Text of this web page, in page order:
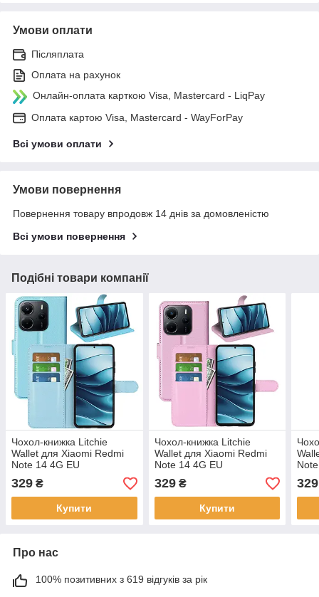
Умови оплати
Післяплата
Оплата на рахунок
Онлайн-оплата карткою Visa, Mastercard - LiqPay
Оплата картою Visa, Mastercard - WayForPay
Всі умови оплати
Умови повернення
Повернення товару впродовж 14 днів за домовленістю
Всі умови повернення
Подібні товари компанії
Чохол-книжка Litchie
Wallet для Xiaomi Redmi
Note 14 4G EU
(164.84/78.15/8.16mm)
Light Blue
329 ₴
Купити
Чохол-книжка Litchie
Wallet для Xiaomi Redmi
Note 14 4G EU
(164.84/78.15/8.16mm)
Light Pink
329₴
Купити
329
Про нас
100% позитивних з 619 відгуків за рік